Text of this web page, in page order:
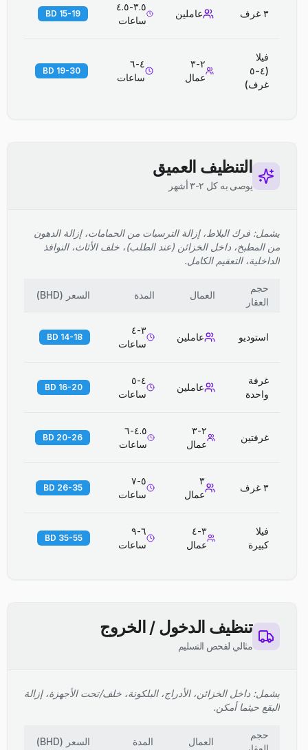
٣ غرف عاملين
٣.٥-٤.٥
ساعات
15-19 BD
فيلا
(٤-٥
غرف)
٢-٣
عمال
٤-٦
ساعات
19-30 BD
التنظيف العميق
يوصى به كل ٢-٣ أشهر
يشمل: فرك البلاط، إزالة الترسبات من الحمامات، إزالة الدهون
من المطبخ، داخل الخزائن (عند الطلب)، خلف الأثاث، النوافذ
الداخلية، التعقيم الكامل.
حجم
العقار
العمال المدة السعر (
BHD
)
استوديو عاملين
٣-٤
ساعات
14-18 BD
غرفة
واحدة
عاملين
٤-٥
ساعات
16-20 BD
غرفتين
٢-٣
عمال
٤.٥-٦
ساعات
20-26 BD
٣ غرف
٣
عمال
٥-٧
ساعات
26-35 BD
فيلا
كبيرة
٣-٤
عمال
٦-٩
ساعات
35-55 BD
تنظيف الدخول / الخروج
مثالي لفحص التسليم
يشمل: داخل الخزائن، الأدراج، البلكونة، خلف/تحت الأجهزة، إزالة
البقع حيثما أمكن.
حجم
العمال المدة السعر (
BHD
)